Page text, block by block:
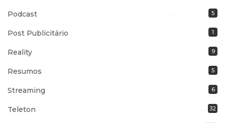
Podcast 5
Post Publicitário 1
Reality 9
Resumos 5
Streaming 6
Teleton 32